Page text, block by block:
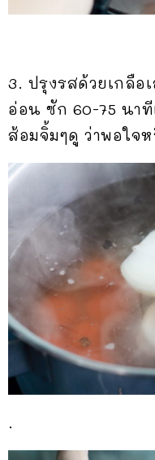
3. ปรุงรสด้วยเกลื
อ่อน ซัก 60-75 นาที
ส้อมจิ้มๆดู ว่าพอใจห
.